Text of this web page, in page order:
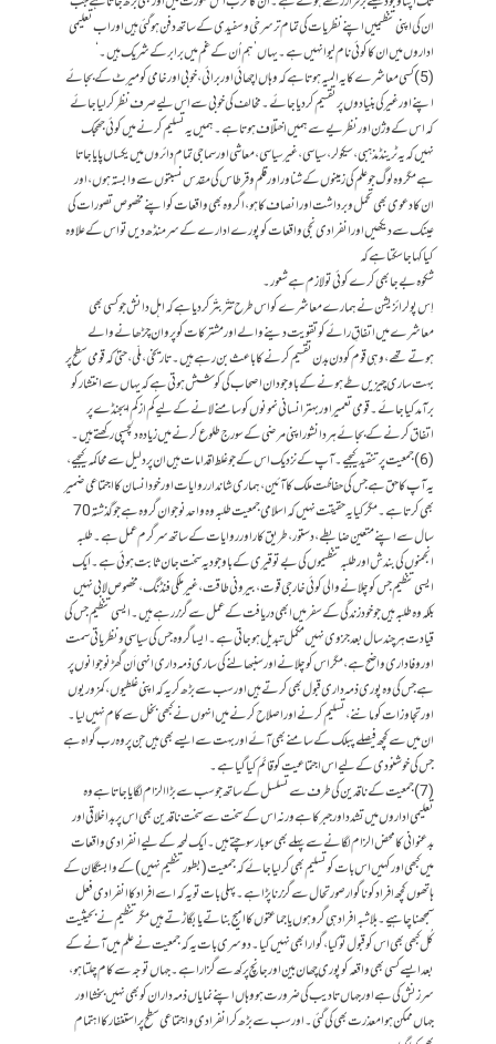
ان کی اپنی تنظیمیں اپنے نظریات کی تمام تر سرخی و سفیدی کے ساتھ دفن ہو گئی ہیں اور اب تعلیمی
اداروں میں ان کا کوئی نام لیوا نہیں ہے۔ یہاں ’ہم اُن کے غم میں برابر کے شریک ہیں۔‘
(5) کسی معاشرے کا یہ المیہ ہوتا ہے کہ وہاں اچھائی اور برائی، خوبی اور خامی کو میرٹ کے بجائے
اپنے اور غیر کی بنیادوں پر تقسیم کر دیا جائے۔ مخالف کی خوبی سے اس لیے صرف نظرکرلیاجائے
کہ اس کے وژن اور نظریے سے ہمیں اختلاف ہوتا ہے۔ ہمیں یہ تسلیم کرنے میں کوئی جھجک
نہیں کہ یہ ٹرینڈ مذہبی، سیکولر، سیاسی، غیرسیاسی، معاشی اور سماجی تمام دائروں میں یکساں پایا جاتا
ہے مگر وہ لوگ جو علم کی زمینوں کے شناور اور قلم و قرطاس کی مقدس نسبتوں سے وابستہ ہوں، اور
ان کا دعوی بھی تحمل و برداشت اور انصاف کا ہو، اگر وہ بھی واقعات کو اپنے مخصوص تصورات کی
عینک سے دیکھیں اور انفرادی نجی واقعات کو پورے ادارے کے سر منڈھ دیں تو اس کے علاوہ
کیا کہا جا سکتا ہے کہ
شکوہ بےجا بھی کرے کوئی تو لازم ہے شعور۔
اِس پولرائزیشن نے ہمارے معاشرے کو اس طرح تتّر بتّر کر دیا ہے کہ اہل دانش جو کسی بھی
معاشرے میں اتفاقِ رائے کو تقویت دینے والے اور مشترکات کو پروان چڑھانے والے
ہوتے تھے، وہی قوم کو دن بدن تقسیم کرنے کا باعث بن رہے ہیں۔ تاریخی، ملّی، حتیٰ کہ قومی سطح پر
بہت ساری چیزیں طے ہونے کے باوجود ان اصحاب کی کوشش ہوتی ہے کہ یہاں سے انتشار کو
برآمد کیا جائے۔ قومی تعمیر اور بہترانسانی نمونوں کو سامنے لانے کے لیے کم از کم ایجنڈے پر
اتفاق کرنے کے بجائے ہر دانشور اپنی مرضی کے سورج طلوع کرنے میں زیادہ دلچسپی رکھتے ہیں۔
(6) جمعیت پر تنقید کیجیے۔ آپ کے نزدیک اس کے جو غلط اقدامات ہیں ان پر دلیل سے محاکمہ کیجیے،
یہ آپ کا حق ہے جس کی حفاظت ملک کا آئین، ہماری شاندار روایات اور خود انسان کا اجتماعی ضمیر
بھی کرتا ہے۔ مگر کیا یہ حقیقت نہیں کہ اسلامی جمعیت طلبہ وہ واحد نوجوان گروہ ہے جو گذشتہ 70
سال سے اپنے متعین ضابطے، دستور، طریق کار اور روایات کے ساتھ سرگرم عمل ہے۔ طلبہ
انجمنوں کی بندش اور طلبہ تنظیموں کی بےتوقیری کے باوجود یہ سخت جان ثابت ہوئی ہے۔ ایک
ایسی تنظیم جس کو چلانے والی کوئی خارجی قوت، بیرونی طاقت، غیر ملکی فنڈنگ، مخصوص لابی نہیں
بلکہ وہ طلبہ ہیں جو خود زندگی کے سفر میں ابھی دریافت کے عمل سے گزر رہے ہیں۔ ایسی تنظیم جس کی
قیادت ہر چند سال بعد جزوی نہیں مکمل تبدیل ہو جاتی ہے۔ ایسا گروہ جس کی سیاسی و نظریاتی سمت
اور وفاداری واضح ہے، مگر اس کو چلانے اور سنبھالنے کی ساری ذمہ داری انہی اَن گھڑ نوجوانوں پر
ہے جس کی وہ پوری ذمہ داری قبول بھی کرتے ہیں اور سب سے بڑھ کر یہ کہ اپنی غلطیوں، کمزوریوں
اور تجاوزات کو ماننے، تسلیم کرنے اور اصلاح کرنے میں انہوں نے کبھی بخل سے کام نہیں لیا۔
ان میں سے کچھ فیصلے پبلک کے سامنے بھی آئے اور بہت سے ایسے بھی ہیں جن پر وہ رب گواہ ہے
جس کی خوشنودی کے لیے اس اجتماعیت کو قائم کیا گیا ہے۔
(7) جمعیت کے ناقدین کی طرف سے تسلسل کے ساتھ جو سب سے بڑا الزام لگایا جاتا ہے وہ
تعلیمی اداروں میں تشدد اور جبر کا ہے ورنہ اس کے سخت سے سخت ناقدین بھی اس پر بداخلاقی اور
بدعنوانی کا محض الزام لگانے سے پہلے بھی سو بار سوچتے ہیں۔ ایک لمحہ کے لیے انفرادی واقعات
میں کبھی اور کہیں اس بات کو تسلیم بھی کر لیا جائے کہ جمعیت (بطور تنظیم نہیں) کے وابستگان کے
ہاتھوں کچھ افراد کو ناگوار صورتحال سے گزرنا پڑا ہے۔ پہلی بات تو یہ کہ اسے افراد کا انفرادی فعل
سمجھنا چاہیے۔ بلاشبہ افراد ہی گروہوں یا جماعتوں کا امیج بناتے یا بگاڑتے ہیں مگر تنظیم نے بحیثیت
کُل کبھی بھی اس کو قبول تو کیا،گوارا بھی نہیں کیا۔ دوسری بات یہ کہ جمعیت نے علم میں آنے کے
بعد ایسے کسی بھی واقعہ کو پوری چھان بین اور جانچ پرکھ سے گزارا ہے۔ جہاں توجہ سے کام چلتا ہو،
سرزنش کی ہے اور جہاں تادیب کی ضرورت ہو وہاں اپنے نمایاں ذمہ داران کو بھی نہیں بخشا اور
جہاں ممکن ہوا معذرت بھی کی گئی۔ اور سب سے بڑھ کر انفرادی واجتماعی سطح پر استغفار کا اہتمام